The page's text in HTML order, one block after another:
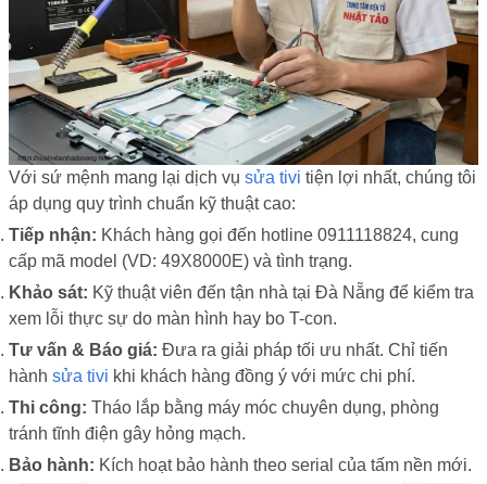
Với sứ mệnh mang lại dịch vụ sửa tivi tiện lợi nhất, chúng tôi
áp dụng quy trình chuẩn kỹ thuật cao:
Tiếp nhận: Khách hàng gọi đến hotline 0911118824, cung
cấp mã model (VD: 49X8000E) và tình trạng.
Khảo sát: Kỹ thuật viên đến tận nhà tại Đà Nẵng để kiểm tra
xem lỗi thực sự do màn hình hay bo T-con.
Tư vấn & Báo giá: Đưa ra giải pháp tối ưu nhất. Chỉ tiến
hành sửa tivi khi khách hàng đồng ý với mức chi phí.
Thi công: Tháo lắp bằng máy móc chuyên dụng, phòng
tránh tĩnh điện gây hỏng mạch.
Bảo hành: Kích hoạt bảo hành theo serial của tấm nền mới.